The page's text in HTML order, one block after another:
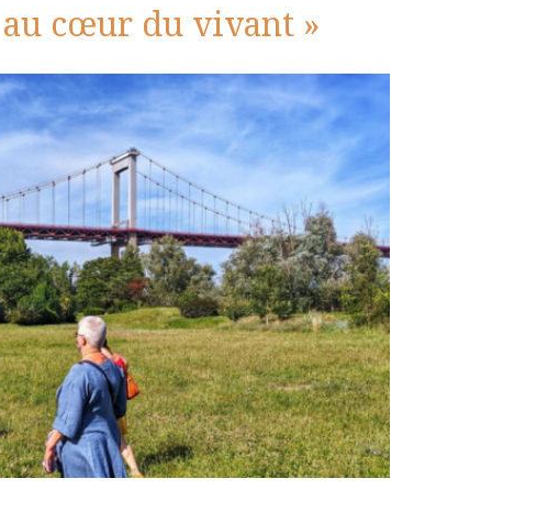
au cœur du vivant »
Office 365 Outlook Live